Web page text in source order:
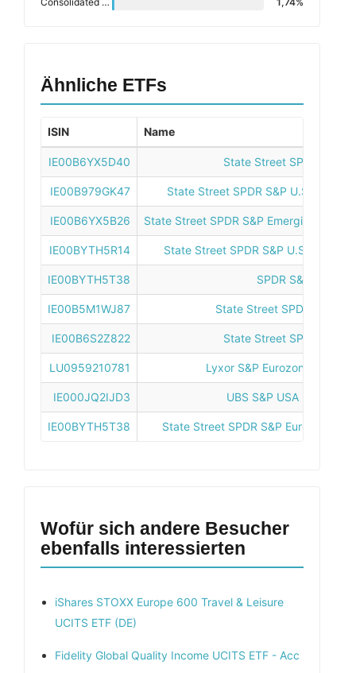
Ähnliche ETFs
ISIN Name
IE00B6YX5D40 State Street SPDR S&P
IE00B979GK47 State Street SPDR S&P U.S.
IE00B6YX5B26 State Street SPDR S&P Emerging
IE00BYTH5R14 State Street SPDR S&P U.S.
IE00BYTH5T38 SPDR S&P Euro
IE00B5M1WJ87 State Street SPDR S&P
IE00B6S2Z822 State Street SPDR S&P
LU0959210781 Lyxor S&P Eurozone ESG
IE000JQ2IJD3 UBS S&P USA Dividend
IE00BYTH5T38 State Street SPDR S&P Euro
Wofür sich andere Besucher
ebenfalls interessierten
iShares STOXX Europe 600 Travel & Leisure
UCITS ETF (DE)
Fidelity Global Quality Income UCITS ETF - Acc